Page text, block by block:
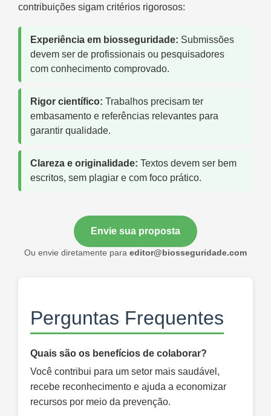
contribuições sigam critérios rigorosos:
Experiência em biosseguridade: Submissões
devem ser de profissionais ou pesquisadores
com conhecimento comprovado.
Rigor científico: Trabalhos precisam ter
embasamento e referências relevantes para
garantir qualidade.
Clareza e originalidade: Textos devem ser bem
escritos, sem plagiar e com foco prático.
Envie sua proposta
Ou envie diretamente para editor@biosseguridade.com
Perguntas Frequentes
Quais são os benefícios de colaborar?
Você contribui para um setor mais saudável,
recebe reconhecimento e ajuda a economizar
recursos por meio da prevenção.